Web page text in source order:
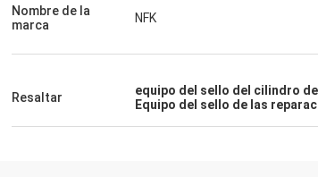
Los viejos clientes, cosas todavía están
como de costumbre, los productos de la
¡Envío rápido y servic muy bueno
recomiendo merezco 5 estrellas!
El
de
Nombre de la
marca
NFK
Resaltar equipo del sello del cilindro
Equipo del sello de las